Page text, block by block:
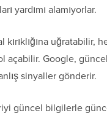
yardımı alamıyorlar.
kırıklığına uğratabilir,
açabilir. Google,
sinyaller gönderir.
güncel bilgilerle